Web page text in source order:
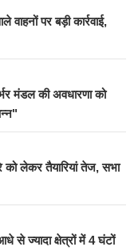
पर बड़ी कार्रवाई,
मंडल की अवधारणा को
को लेकर तैयारियां तेज, सभा
ज्यादा क्षेत्रों में 4 घंटों